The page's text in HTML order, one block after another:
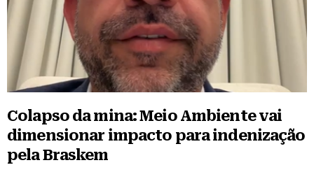
Colapso da mina: Meio Ambiente vai
dimensionar impacto para indenização
pela Braskem